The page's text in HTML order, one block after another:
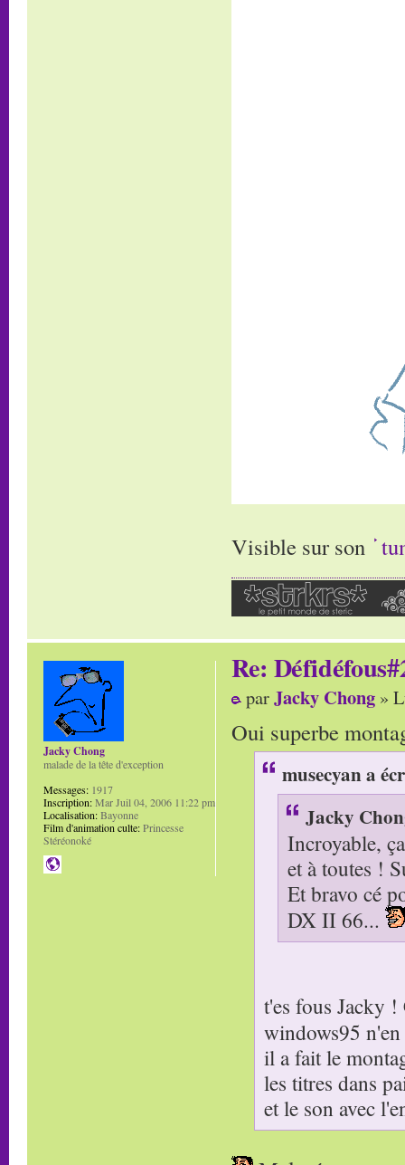
Visible sur son
Re:
parJacky Chong »
Oui superbe
musecyan a
Jacky
Incroyable,
et à toutes !
Et bravo cé
DX II 66...
t'es fous Jacky !
windows95
il a fait le
les titres dans
et le son avec
Jacky Chong
malade de la tête d'exception
Messages: 1917
Inscription:Mar Juil 04, 2006 11:22 pm
Localisation:Bayonne
Film d'animation culte:Princesse
Stéréonoké